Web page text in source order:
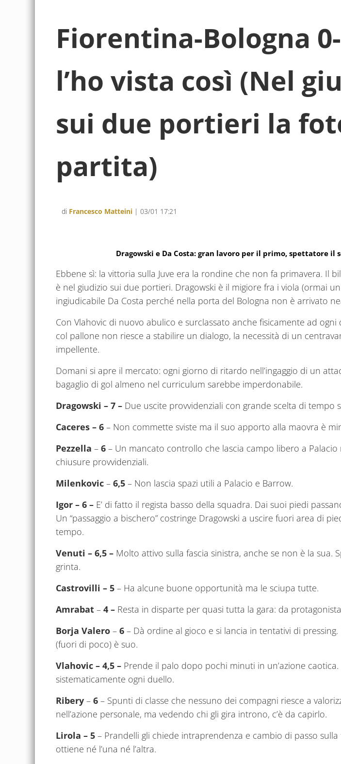
Fiorentina-Bologna
l’ho vista così (Nel
sui due portieri la
partita)
di Francesco Matteini | 03/01 17:21
Dragowski e Da Costa: gran lavoro per il primo, spettatore il
Ebbene sì: la vittoria sulla Juve era la rondine che non fa primavera. Il
è nel giudizio sui due portieri. Dragowski è il migiore fra i viola (ormai
ingiudicabile Da Costa perché nella porta del Bologna non è arrivato
Con Vlahovic di nuovo abulico e surclassato anche fisicamente ad ogni
col pallone non riesce a stabilire un dialogo, la necessità di un
impellente.
Domani si apre il mercato: ogni giorno di ritardo nell’ingaggio di un
bagaglio di gol almeno nel curriculum sarebbe imperdonabile.
Dragowski – 7 –Due uscite provvidenziali con grande scelta di tempo
Caceres – 6– Non commette sviste ma il suo apporto alla maovra è
Pezzella –6 – Un mancato controllo che lascia campo libero a Palacio
chiusure provvidenziali.
Milenkovic– 6,5– Non lascia spazi utili a Palacio e Barrow.
Igor – 6 – E’ di fatto il regista basso della squadra. Dai suoi piedi
Un “passaggio a bischero” costringe Dragowski a uscire fuori area di
tempo.
Venuti – 6,5 –Molto attivo sulla fascia sinistra, anche se non è la sua.
grinta.
Castrovilli – 5– Ha alcune buone opportunità ma le sciupa tutte.
Amrabat–4 – Resta in disparte per quasi tutta la gara: da
Borja Valero– 6– Dà ordine al gioco e si lancia in tentativi di
(fuori di poco) è suo.
Vlahovic – 4,5 –Prende il palo dopo pochi minuti in un’azione caotica.
sistematicamente ogni duello.
Ribery– 6– Spunti di classe che nessuno dei compagni riesce a
nell’azione personale, ma vedendo chi gli gira introno, c’è da capirlo.
Lirola – 5 – Prandelli gli chiede intraprendenza e cambio di passo sulla
ottiene né l’una né l’altra.